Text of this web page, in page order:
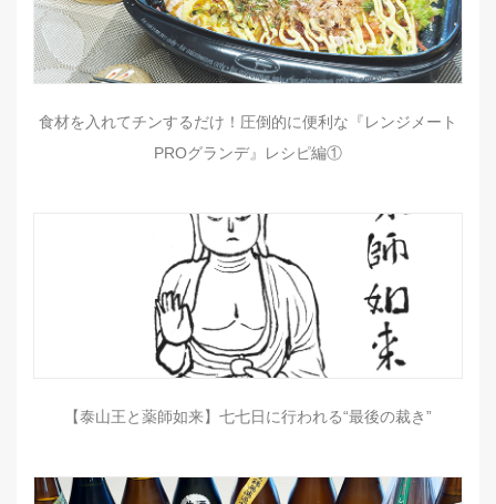
食材を入れてチンするだけ！圧倒的に便利な『レンジメート
PROグランデ』レシピ編①
【泰山王と薬師如来】七七日に行われる“最後の裁き”